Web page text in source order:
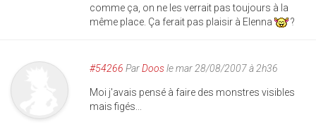
comme ça, on ne les verrait pas toujours à la
même place. Ça ferait pas plaisir à Elenna
?
#54266 ParDoosle mar 28/08/2007 à 2h36
Moi j'avais pensé à faire des monstres visibles
mais figés...